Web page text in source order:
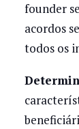
founder
acordos
todos os